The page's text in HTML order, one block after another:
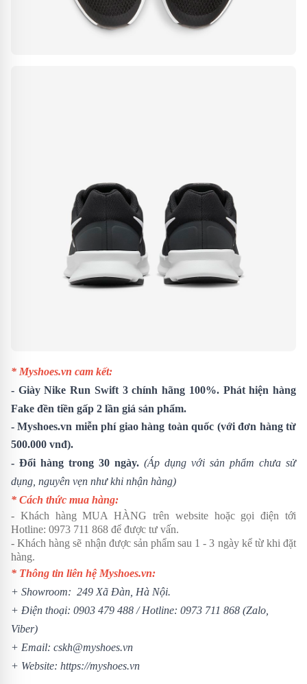
* Myshoes.vn cam kết:
- Giày Nike Run Swift 3chính hãng 100%. Phát hiện hàng
Fake đền tiền gấp 2 lần giá sản phẩm.
- Myshoes.vn miễn phí giao hàng toàn quốc (với đơn hàng từ
500.000 vnđ).
- Đổi hàng trong 30 ngày. (Áp dụng với sản phẩm chưa sử
dụng, nguyên vẹn như khi nhận hàng)
* Cách thức mua hàng:
- Khách hàng MUA HÀNG trên website hoặc gọi điện tới
Hotline: 0973 711 868 để được tư vấn.
- Khách hàng sẽ nhận được sản phẩm sau 1 - 3 ngày kể từ khi đặt
hàng.
* Thông tin liên hệ Myshoes.vn:
+ Showroom: 249 Xã Đàn, Hà Nội.
+ Điện thoại: 0903 479 488 /Hotline: 0973 711 868 (Zalo,
Viber)
+ Email: cskh@myshoes.vn
+ Website: https://myshoes.vn